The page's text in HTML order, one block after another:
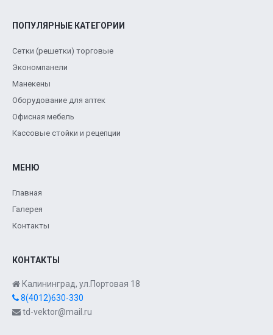
ПОПУЛЯРНЫЕ КАТЕГОРИИ
Сетки (решетки) торговые
Экономпанели
Манекены
Оборудование для аптек
Офисная мебель
Кассовые стойки и рецепции
МЕНЮ
Главная
Галерея
Контакты
КОНТАКТЫ
Калининград, ул.Портовая 18
8(4012)630-330
td-vektor@mail.ru